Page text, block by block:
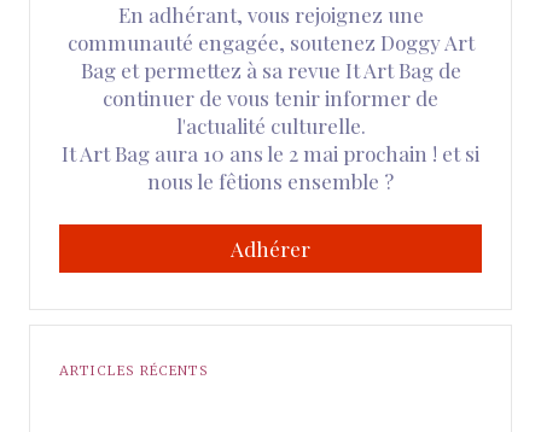
En adhérant, vous rejoignez une
communauté engagée, soutenez Doggy Art
Bag et permettez à sa revue It Art Bag de
continuer de vous tenir informer de
l'actualité culturelle.
It Art Bag aura 10 ans le 2 mai prochain ! et si
nous le fêtions ensemble ?
Adhérer
ARTICLES RÉCENTS